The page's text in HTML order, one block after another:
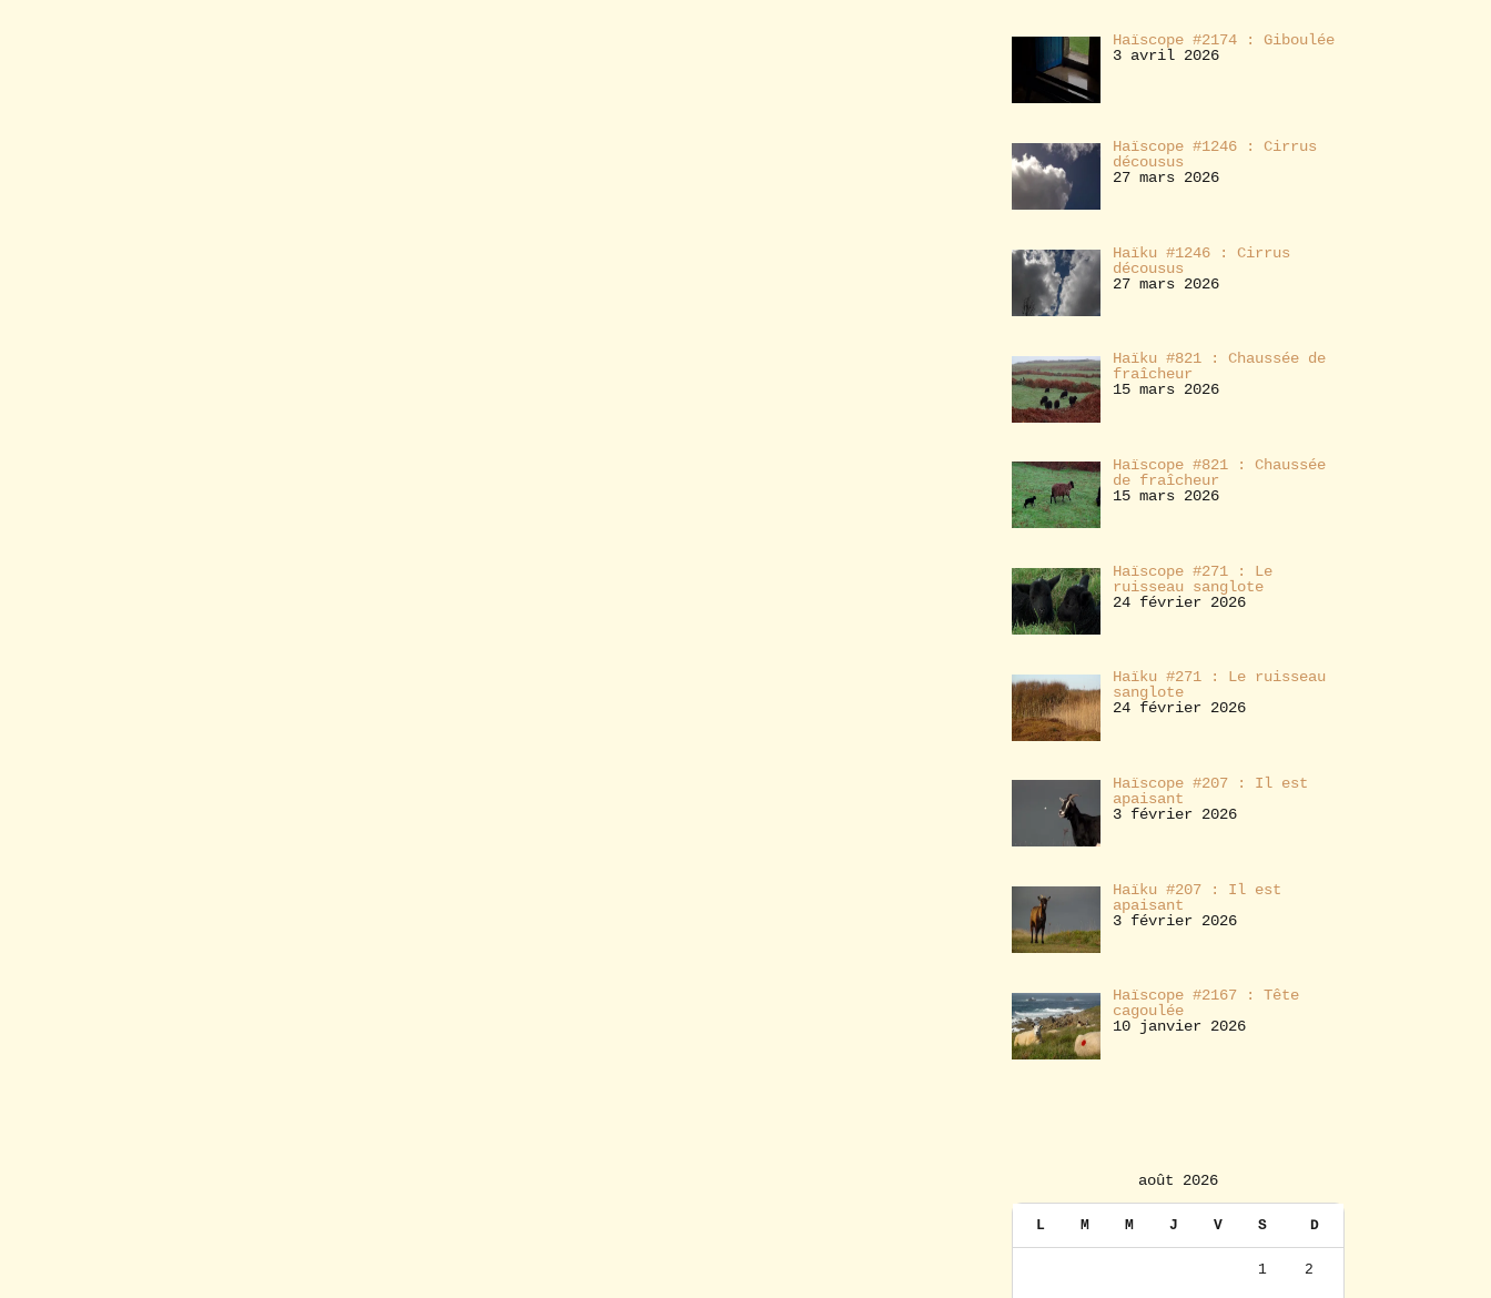
Haïscope #2174 : Giboulée
3 avril 2026
Haïscope #1246 : Cirrus
décousus
27 mars 2026
Haïku #1246 : Cirrus
décousus
27 mars 2026
Haïku #821 : Chaussée de
fraîcheur
15 mars 2026
Haïscope #821 : Chaussée
de fraîcheur
15 mars 2026
Haïscope #271 : Le
ruisseau sanglote
24 février 2026
Haïku #271 : Le ruisseau
sanglote
24 février 2026
Haïscope #207 : Il est
apaisant
3 février 2026
Haïku #207 : Il est
apaisant
3 février 2026
Haïscope #2167 : Tête
cagoulée
10 janvier 2026
août 2026
L M M J V S D
1 2